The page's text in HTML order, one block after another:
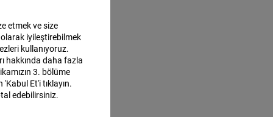
etmek ve size
iyileştirebilmek
kullanıyoruz.
hakkında daha fazla
3. bölüme
Et'i tıklayın.
edebilirsiniz.